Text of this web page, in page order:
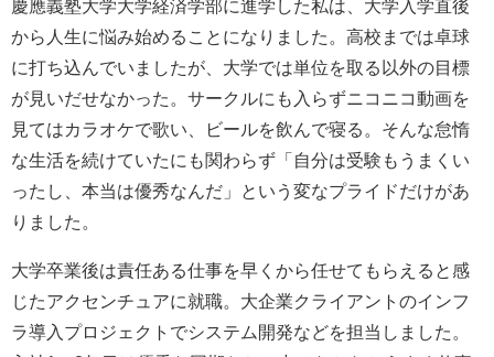
慶應義塾大学大学経済学部に進学した私は、大学入学直後
から人生に悩み始めることになりました。高校までは卓球
に打ち込んでいましたが、大学では単位を取る以外の目標
が見いだせなかった。サークルにも入らずニコニコ動画を
見てはカラオケで歌い、ビールを飲んで寝る。そんな怠惰
な生活を続けていたにも関わらず「自分は受験もうまくい
ったし、本当は優秀なんだ」という変なプライドだけがあ
りました。
大学卒業後は責任ある仕事を早くから任せてもらえると感
じたアクセンチュアに就職。大企業クライアントのインフ
ラ導入プロジェクトでシステム開発などを担当しました。